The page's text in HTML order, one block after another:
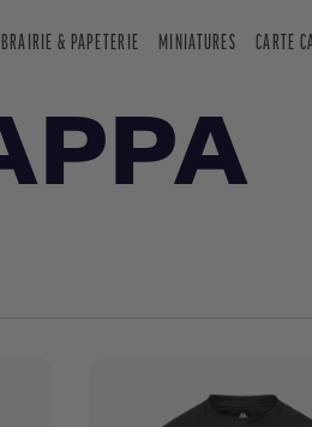
& PAPETERIE MINIATURES CARTE